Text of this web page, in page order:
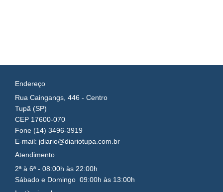
Endereço
Rua Caingangs, 446 - Centro
Tupã (SP)
CEP 17600-070
Fone (14) 3496-3919
E-mail: jdiario@diariotupa.com.br
Atendimento
2ª à 6ª - 08:00h às 22:00h
Sábado e Domingo 09:00h às 13:00h